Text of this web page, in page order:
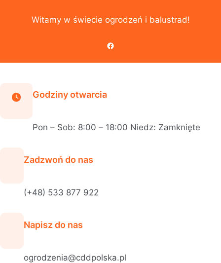
Witamy w świecie ogrodzeń i balustrad!
Facebook
Godziny otwarcia
Pon – Sob: 8:00 – 18:00 Niedz: Zamknięte
Zadzwoń do nas
(+48) 533 877 922
Napisz do nas
ogrodzenia@cddpolska.pl